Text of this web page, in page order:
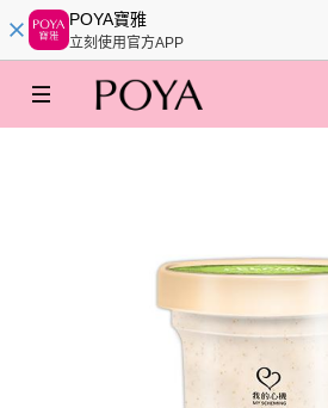
POYA寶雅
立刻使用官方APP